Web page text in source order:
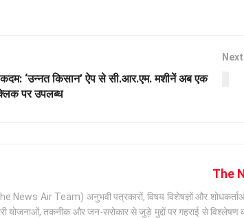
‘उन्नत किसान’ ऐप से सी.आर.एम. मशीनें अब एक
पर उपलब्ध
The
News Air Team) अनुभवी पत्रकारों, विषय विशेषज्ञों और शोधकर्ताओं
योजनाओं, तकनीक और जन-सरोकार से जुड़े मुद्दों पर गहराई से